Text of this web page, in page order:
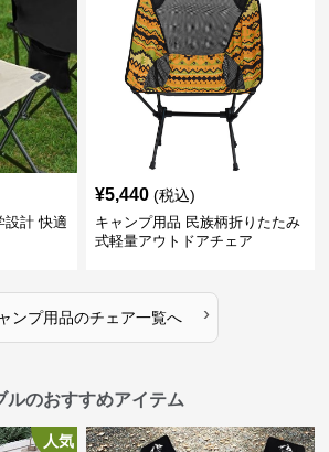
設計 快適
¥5,440 (税込)
キャンプ用品 民族柄折りたたみ
式軽量アウトドアチェア
ンプ用品のチェア一覧へ ›
ルのおすすめアイテム
人気